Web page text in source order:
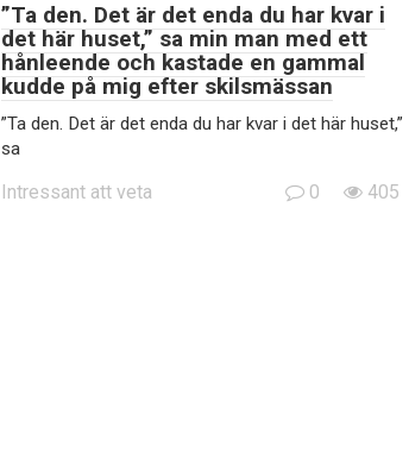
”Ta den. Det är det enda du har kvar i
det här huset,” sa min man med ett
hånleende och kastade en gammal
kudde på mig efter skilsmässan
”Ta den. Det är det enda du har kvar i det här huset,”
sa
Intressant att veta 0 405